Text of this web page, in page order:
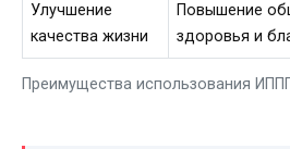
Преимущества использования
Улучшение
качества жизни
Повышение
здоровья и